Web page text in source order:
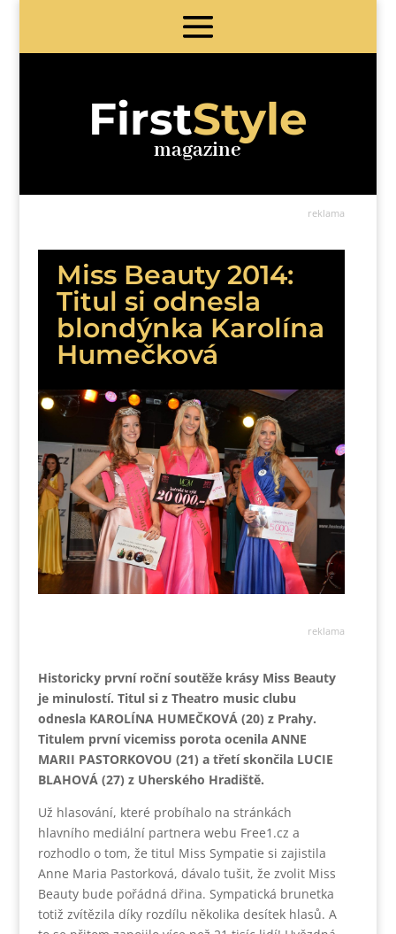
FirstStyle
magazine
reklama
Miss Beauty 2014:
Titul si odnesla
blondýnka Karolína
Humečková
reklama
Historicky první roční soutěže krásy Miss Beauty
je minulostí. Titul si z Theatro music clubu
odnesla KAROLÍNA HUMEČKOVÁ (20) z Prahy.
Titulem první vicemiss porota ocenila ANNE
MARII PASTORKOVOU (21) a třetí skončila LUCIE
BLAHOVÁ (27) z Uherského Hradiště.
Už hlasování, které probíhalo na stránkách
hlavního mediální partnera webu Free1.cz a
rozhodlo o tom, že titul Miss Sympatie si zajistila
Anne Maria Pastorková, dávalo tušit, že zvolit Miss
Beauty bude pořádná dřina. Sympatická brunetka
totiž zvítězila díky rozdílu několika desítek hlasů. A